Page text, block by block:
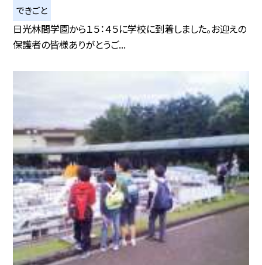
できごと
日光林間学園から１５：４５に学校に到着しました。お迎えの
保護者の皆様ありがとうご...